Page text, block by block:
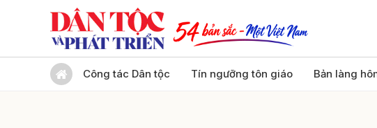
Công tác Dân tộc Tín ngưỡng tôn giáo Bản làng
Gửi bình luận